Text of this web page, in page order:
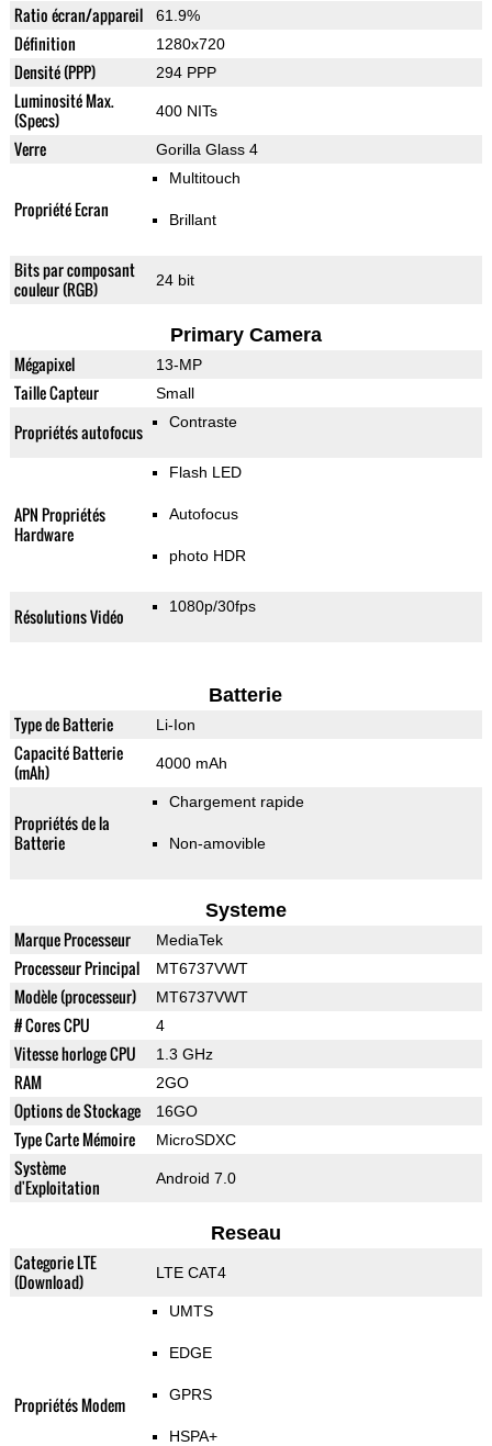
Ratio écran/appareil 61.9%
Définition 1280x720
Densité (PPP) 294 PPP
Luminosité Max.
(Specs)
400 NITs
Verre Gorilla Glass 4
Propriété Ecran
Multitouch
Brillant
Bits par composant
couleur (RGB)
24 bit
Primary Camera
Mégapixel 13-MP
Taille Capteur Small
Propriétés autofocus Contraste
APN Propriétés
Hardware
Flash LED
Autofocus
photo HDR
Résolutions Vidéo 1080p/30fps
Batterie
Type de Batterie Li-Ion
Capacité Batterie
(mAh)
4000 mAh
Propriétés de la
Batterie
Chargement rapide
Non-amovible
Systeme
Marque Processeur MediaTek
Processeur Principal MT6737VWT
Modèle (processeur) MT6737VWT
# Cores CPU 4
Vitesse horloge CPU 1.3 GHz
RAM 2GO
Options de Stockage 16GO
Type Carte Mémoire MicroSDXC
Système
d'Exploitation
Android 7.0
Reseau
Categorie LTE
(Download)
LTE CAT4
Propriétés Modem
UMTS
EDGE
GPRS
HSPA+